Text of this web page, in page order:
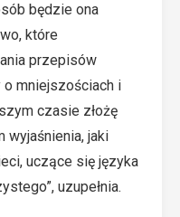
będzie ona
które
przepisów
o mniejszościach i
czasie złożę
wyjaśnienia, jaki
uczące się języka
uzupełnia.